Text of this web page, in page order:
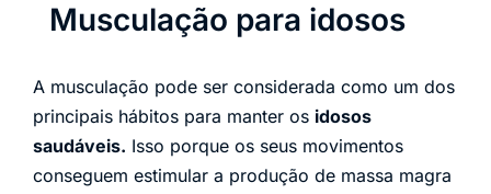
Musculação para idosos
A musculação pode ser considerada como um dos
principais hábitos para manter os idosos
saudáveis. Isso porque os seus movimentos
conseguem estimular a produção de massa magra